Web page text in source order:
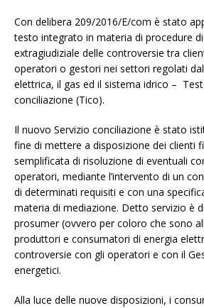
Con delibera 209/2016/E/com è stato
testo integrato in materia di procedure
extragiudiziale delle controversie tra
operatori o gestori nei settori regolati
elettrica, il gas ed il sistema idrico –
conciliazione (Tico).
Il nuovo Servizio conciliazione è stato
fine di mettere a disposizione dei clienti
semplificata di risoluzione di eventuali
operatori, mediante l’intervento di un
di determinati requisiti e con una
materia di mediazione. Detto servizio è
prosumer (ovvero per coloro che sono
produttori e consumatori di energia
controversie con gli operatori e con il
energetici.
Alla luce delle nuove disposizioni, i